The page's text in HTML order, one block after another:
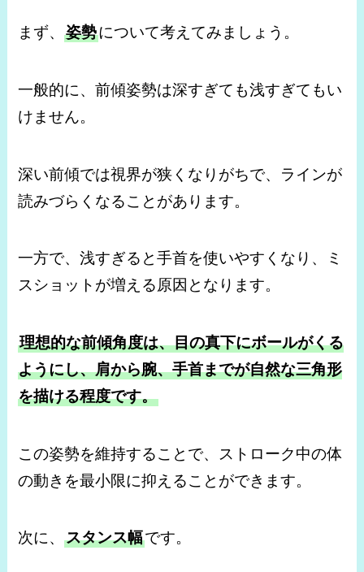
まず、姿勢について考えてみましょう。
一般的に、前傾姿勢は深すぎても浅すぎてもい
けません。
深い前傾では視界が狭くなりがちで、ラインが
読みづらくなることがあります。
一方で、浅すぎると手首を使いやすくなり、ミ
スショットが増える原因となります。
理想的な前傾角度は、目の真下にボールがくる
ようにし、肩から腕、手首までが自然な三角形
を描ける程度です。
この姿勢を維持することで、ストローク中の体
の動きを最小限に抑えることができます。
次に、スタンス幅です。